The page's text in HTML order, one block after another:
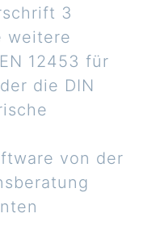
3
weitere
12453 für
die DIN
von der